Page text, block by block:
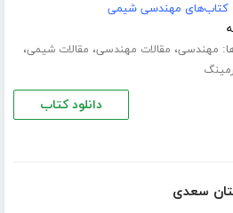
کتاب‌های مهندسی شیمی
مهندسی، مقالات مهندسی، مقالات شیمی،
دانلود کتاب
سعدی